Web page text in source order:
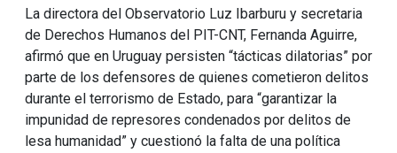
La directora del Observatorio Luz Ibarburu y secretaria
de Derechos Humanos del PIT-CNT, Fernanda Aguirre,
afirmó que en Uruguay persisten “tácticas dilatorias” por
parte de los defensores de quienes cometieron delitos
durante el terrorismo de Estado, para “garantizar la
impunidad de represores condenados por delitos de
lesa humanidad” y cuestionó la falta de una política